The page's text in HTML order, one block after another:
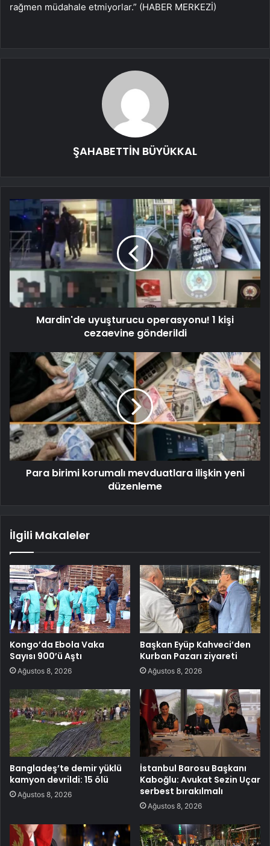
rağmen müdahale etmiyorlar.” (HABER MERKEZİ)
ŞAHABETTİN BÜYÜKKAL
Mardin'de uyuşturucu operasyonu! 1 kişi
cezaevine gönderildi
Para birimi korumalı mevduatlara ilişkin yeni
düzenleme
İlgili Makaleler
Kongo’da Ebola Vaka
Sayısı 900’ü Aştı
Ağustos 8, 2026
Başkan Eyüp Kahveci’den
Kurban Pazarı ziyareti
Ağustos 8, 2026
Bangladeş’te demir yüklü
kamyon devrildi: 15 ölü
Ağustos 8, 2026
İstanbul Barosu Başkanı
Kaboğlu: Avukat Sezin Uçar
serbest bırakılmalı
Ağustos 8, 2026